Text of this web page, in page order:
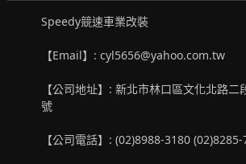
Speedy競速車業改裝
【Email】: cyl5656@yahoo.com.tw
【公司地址】: 新北市林口區文化北路
號
【公司電話】: (02)8988-3180